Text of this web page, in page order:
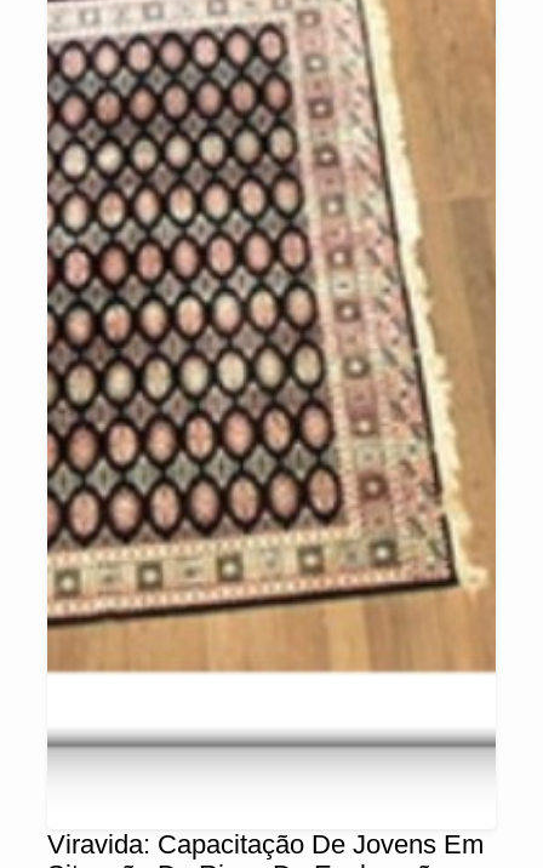
Viravida: Capacitação De Jovens Em